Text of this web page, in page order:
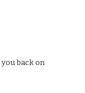
back on